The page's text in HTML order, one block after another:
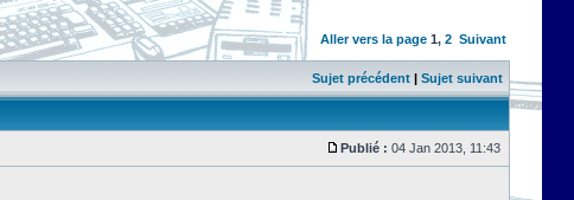
Aller vers la page 1, 2 Suivant
Sujet précédent | Sujet suivant
Publié : 04 Jan 2013, 11:43